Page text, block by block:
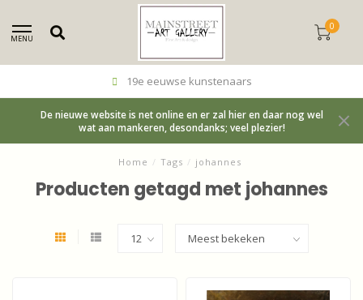
MENU
0
19e eeuwse kunstenaars
De nieuwe website is net online en er zal hier en daar nog wel
wat aan mankeren, desondanks; veel plezier!
Home / Tags / johannes
Producten getagd met johannes